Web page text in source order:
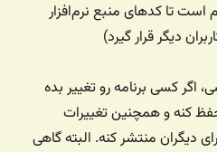
است تا کدهای منبع نرم‌افزار
دیگر قرار گیرد)
اگر کسی برنامه رو تغییر بده
کنه و همچنین تغییرات
دیگران منتشر کنه. البته گاهی